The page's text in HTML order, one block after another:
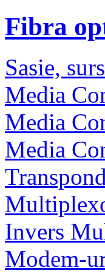
Fibra
Sasie,
Media
Media
Media
Invers
Modem-